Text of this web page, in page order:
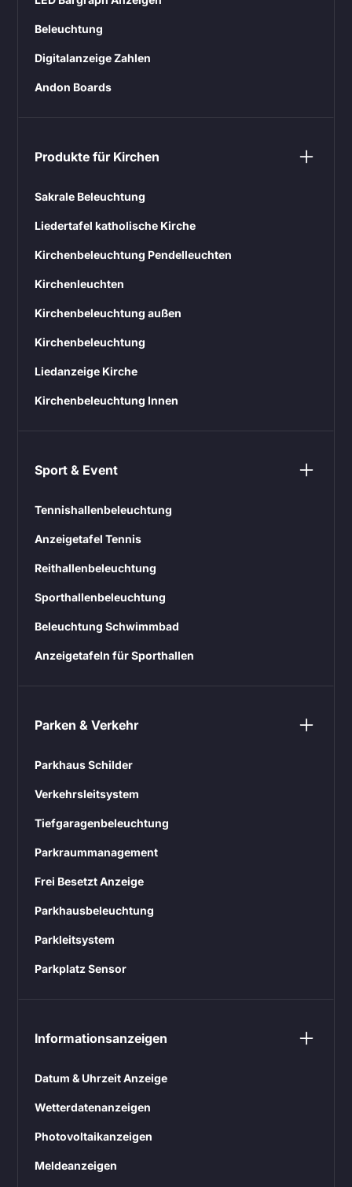
Beleuchtung
Digitalanzeige Zahlen
Andon Boards
Produkte für Kirchen
Sakrale Beleuchtung
Liedertafel katholische Kirche
Kirchenbeleuchtung Pendelleuchten
Kirchenleuchten
Kirchenbeleuchtung außen
Kirchenbeleuchtung
Liedanzeige Kirche
Kirchenbeleuchtung Innen
Sport & Event
Tennishallenbeleuchtung
Anzeigetafel Tennis
Reithallenbeleuchtung
Sporthallenbeleuchtung
Beleuchtung Schwimmbad
Anzeigetafeln für Sporthallen
Parken & Verkehr
Parkhaus Schilder
Verkehrsleitsystem
Tiefgaragenbeleuchtung
Parkraummanagement
Frei Besetzt Anzeige
Parkhausbeleuchtung
Parkleitsystem
Parkplatz Sensor
Informationsanzeigen
Datum & Uhrzeit Anzeige
Wetterdatenanzeigen
Photovoltaikanzeigen
Meldeanzeigen